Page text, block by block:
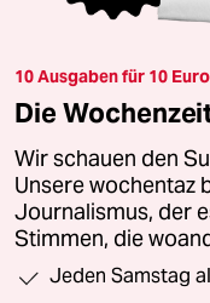
10 Ausgaben für 10 Euro
Die
Wir schauen den
Unsere wochentaz
Journalismus, der
Stimmen, die
Jeden Samstag